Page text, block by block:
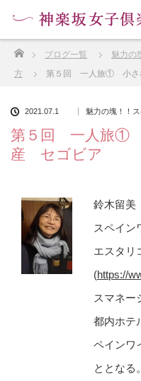
ブログ一覧
魅力の
方
第５回 一人旅① 小さ
2021.07.1 魅力の塊！！
第５回 一人旅①
産 セゴビア
鈴木留美
スペイン
エスタリ
(https://
スマネー
都内ホテ
ペインワ
ととなる